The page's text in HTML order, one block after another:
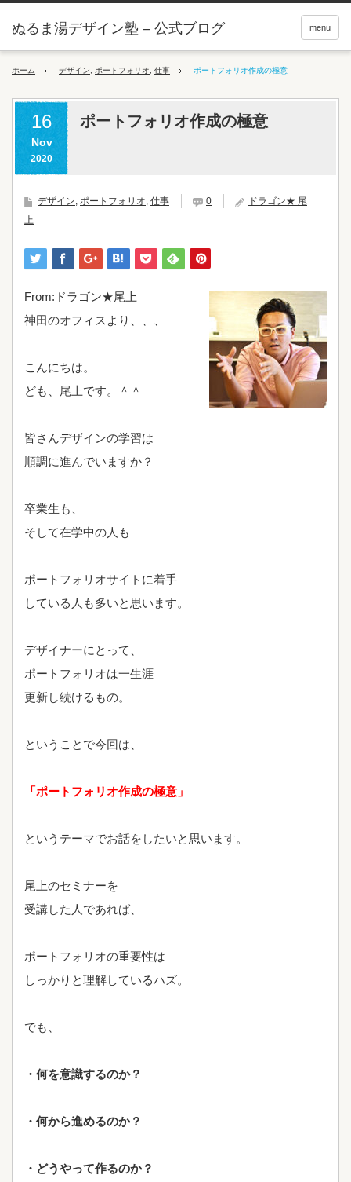
menu
ぬるま湯デザイン塾 – 公式ブログ
ホーム デザイン ポートフォリオ 仕事 ポートフォリオ作成の極意
16
Nov
2020
ポートフォリオ作成の極意
デザイン, ポートフォリオ, 仕事 0
ドラゴン★ 尾
上
From:ドラゴン★尾上
神田のオフィスより、、、
こんにちは。
ども、尾上です。＾＾
皆さんデザインの学習は
順調に進んでいますか？
卒業生も、
そして在学中の人も
ポートフォリオサイトに着手
している人も多いと思います。
デザイナーにとって、
ポートフォリオは一生涯
更新し続けるもの。
ということで今回は、
「ポートフォリオ作成の極意」
というテーマでお話をしたいと思います。
尾上のセミナーを
受講した人であれば、
ポートフォリオの重要性は
しっかりと理解しているハズ。
でも、
・何を意識するのか？
・何から進めるのか？
・どうやって作るのか？